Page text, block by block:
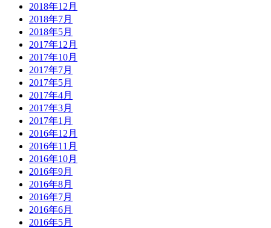
2018年12月
2018年7月
2018年5月
2017年12月
2017年10月
2017年7月
2017年5月
2017年4月
2017年3月
2017年1月
2016年12月
2016年11月
2016年10月
2016年9月
2016年8月
2016年7月
2016年6月
2016年5月